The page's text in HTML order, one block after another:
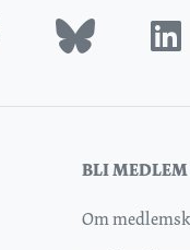
BLI MEDLEM
Om